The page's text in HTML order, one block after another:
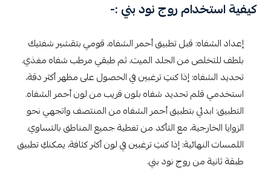
كيفية استخدام روج نود بني :-
إعداد الشفاه: قبل تطبيق أحمر الشفاه، قومي بتقشير شفتيك
بلطف للتخلص من الجلد الميت، ثم طبقي مرطب شفاه مغذي.
تحديد الشفاه: إذا كنتِ ترغبين في الحصول على مظهر أكثر دقة،
استخدمي قلم تحديد شفاه بلون قريب من لون أحمر الشفاه.
التطبيق: ابدئي بتطبيق أحمر الشفاه من المنتصف واتجهي نحو
الزوايا الخارجية، مع التأكد من تغطية جميع المناطق بالتساوي.
اللمسات النهائية: إذا كنتِ ترغبين في لون أكثر كثافة، يمكنكِ تطبيق
طبقة ثانية من روج نود بني.